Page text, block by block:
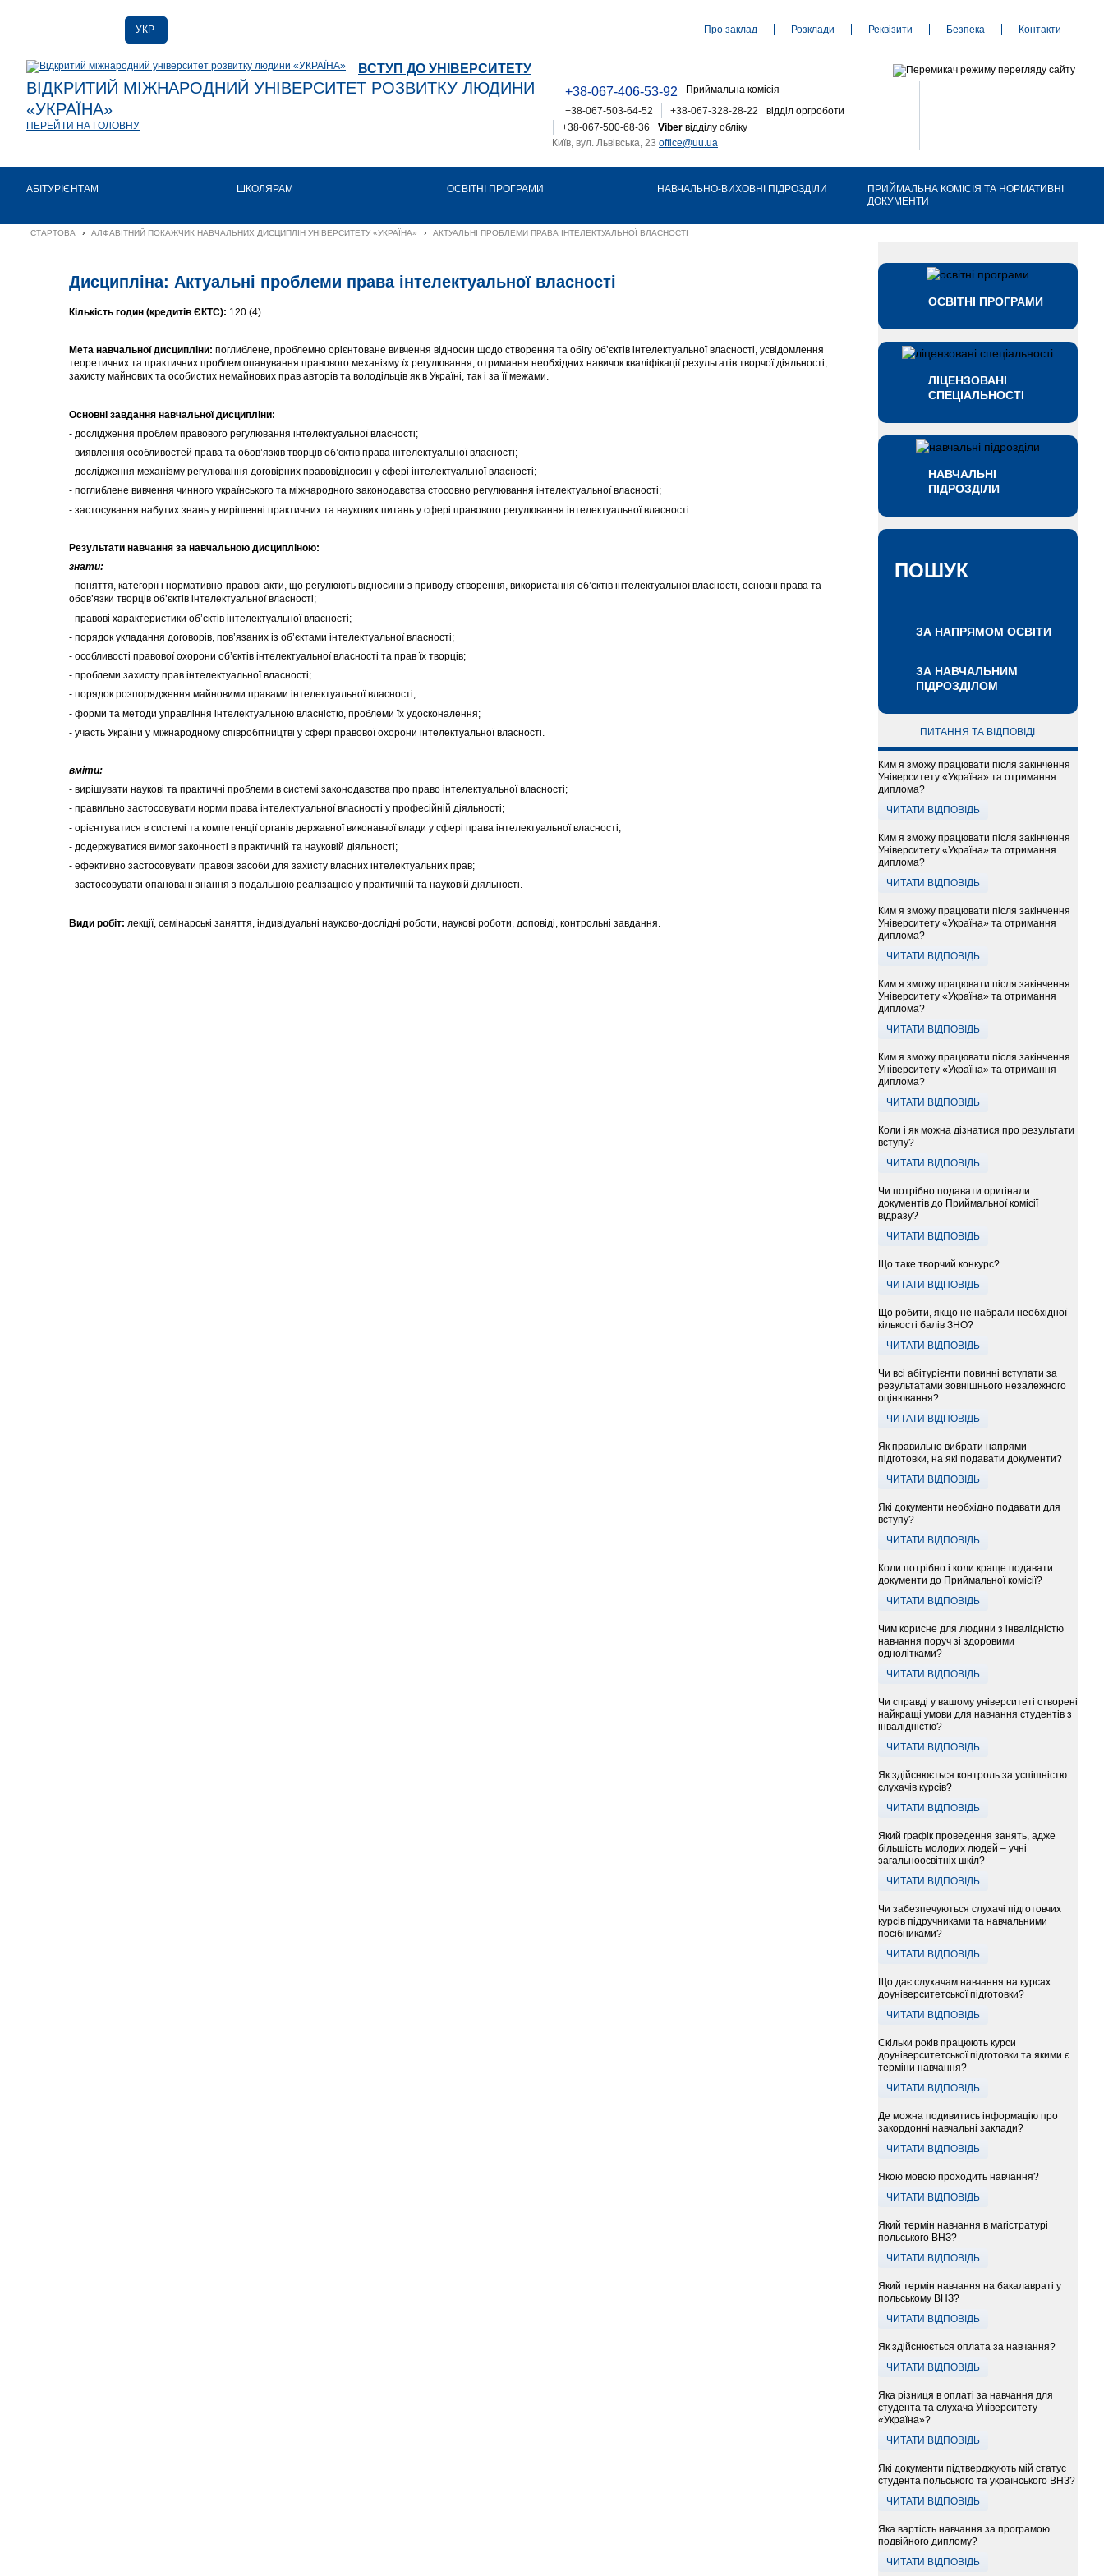
УКР
ENG
Про заклад Розклади Реквізити Безпека Контакти
ВСТУП ДО УНІВЕРСИТЕТУ
ВІДКРИТИЙ МІЖНАРОДНИЙ УНІВЕРСИТЕТ РОЗВИТКУ ЛЮДИНИ
«УКРАЇНА»
ПЕРЕЙТИ НА ГОЛОВНУ
+38-067-406-53-92
Приймальна комісія
відділ оргроботи
+38-067-503-64-52
+38-067-328-28-22
Viber відділу обліку
+38-067-500-68-36
Київ, вул. Львівська, 23 office@uu.ua
АБІТУРІЄНТАМ ШКОЛЯРАМ ОСВІТНІ ПРОГРАМИ НАВЧАЛЬНО-ВИХОВНІ ПІДРОЗДІЛИ
ПРИЙМАЛЬНА КОМІСІЯ ТА НОРМАТИВНІ
ДОКУМЕНТИ
СТАРТОВА › АЛФАВІТНИЙ ПОКАЖЧИК НАВЧАЛЬНИХ ДИСЦИПЛІН УНІВЕРСИТЕТУ «УКРАЇНА» › АКТУАЛЬНІ ПРОБЛЕМИ ПРАВА ІНТЕЛЕКТУАЛЬНОЇ ВЛАСНОСТІ
ОСВІТНІ ПРОГРАМИ
ЛІЦЕНЗОВАНІ
СПЕЦІАЛЬНОСТІ
НАВЧАЛЬНІ
ПІДРОЗДІЛИ
ПОШУК
ЗА НАПРЯМОМ ОСВІТИ
ЗА НАВЧАЛЬНИМ
ПІДРОЗДІЛОМ
ПИТАННЯ ТА ВІДПОВІДІ
Ким я зможу працювати після закінчення
Університету «Україна» та отримання
диплома?
ЧИТАТИ ВІДПОВІДЬ
Ким я зможу працювати після закінчення
Університету «Україна» та отримання
диплома?
ЧИТАТИ ВІДПОВІДЬ
Ким я зможу працювати після закінчення
Університету «Україна» та отримання
диплома?
ЧИТАТИ ВІДПОВІДЬ
Ким я зможу працювати після закінчення
Університету «Україна» та отримання
диплома?
ЧИТАТИ ВІДПОВІДЬ
Ким я зможу працювати після закінчення
Університету «Україна» та отримання
диплома?
ЧИТАТИ ВІДПОВІДЬ
Коли і як можна дізнатися про результати
вступу?
ЧИТАТИ ВІДПОВІДЬ
Чи потрібно подавати оригінали
документів до Приймальної комісії
відразу?
ЧИТАТИ ВІДПОВІДЬ
Що таке творчий конкурс?
ЧИТАТИ ВІДПОВІДЬ
Що робити, якщо не набрали необхідної
кількості балів ЗНО?
ЧИТАТИ ВІДПОВІДЬ
Чи всі абітурієнти повинні вступати за
результатами зовнішнього незалежного
оцінювання?
ЧИТАТИ ВІДПОВІДЬ
Як правильно вибрати напрями
підготовки, на які подавати документи?
ЧИТАТИ ВІДПОВІДЬ
Які документи необхідно подавати для
вступу?
ЧИТАТИ ВІДПОВІДЬ
Коли потрібно і коли краще подавати
документи до Приймальної комісії?
ЧИТАТИ ВІДПОВІДЬ
Чим корисне для людини з інвалідністю
навчання поруч зі здоровими
однолітками?
ЧИТАТИ ВІДПОВІДЬ
Чи справді у вашому університеті створені
найкращі умови для навчання студентів з
інвалідністю?
ЧИТАТИ ВІДПОВІДЬ
Як здійснюється контроль за успішністю
слухачів курсів?
ЧИТАТИ ВІДПОВІДЬ
Який графік проведення занять, адже
більшість молодих людей – учні
загальноосвітніх шкіл?
ЧИТАТИ ВІДПОВІДЬ
Чи забезпечуються слухачі підготовчих
курсів підручниками та навчальними
посібниками?
ЧИТАТИ ВІДПОВІДЬ
Що дає слухачам навчання на курсах
доуніверситетської підготовки?
ЧИТАТИ ВІДПОВІДЬ
Скільки років працюють курси
доуніверситетської підготовки та якими є
терміни навчання?
ЧИТАТИ ВІДПОВІДЬ
Де можна подивитись інформацію про
закордонні навчальні заклади?
ЧИТАТИ ВІДПОВІДЬ
Якою мовою проходить навчання?
ЧИТАТИ ВІДПОВІДЬ
Який термін навчання в магістратурі
польського ВНЗ?
ЧИТАТИ ВІДПОВІДЬ
Який термін навчання на бакалавраті у
польському ВНЗ?
ЧИТАТИ ВІДПОВІДЬ
Як здійснюється оплата за навчання?
ЧИТАТИ ВІДПОВІДЬ
Яка різниця в оплаті за навчання для
студента та слухача Університету
«Україна»?
ЧИТАТИ ВІДПОВІДЬ
Які документи підтверджують мій статус
студента польського та українського ВНЗ?
ЧИТАТИ ВІДПОВІДЬ
Яка вартість навчання за програмою
подвійного диплому?
ЧИТАТИ ВІДПОВІДЬ
Дисципліна: Актуальні проблеми права інтелектуальної власності
Кількість годин (кредитів ЄКТС): 120 (4)
Мета навчальної дисципліни: поглиблене, проблемно орієнтоване вивчення відносин щодо створення та обігу об’єктів інтелектуальної власності, усвідомлення
теоретичних та практичних проблем опанування правового механізму їх регулювання, отримання необхідних навичок кваліфікації результатів творчої діяльності,
захисту майнових та особистих немайнових прав авторів та володільців як в Україні, так і за її межами.
Основні завдання навчальної дисципліни:
- дослідження проблем правового регулювання інтелектуальної власності;
- виявлення особливостей права та обов’язків творців об’єктів права інтелектуальної власності;
- дослідження механізму регулювання договірних правовідносин у сфері інтелектуальної власності;
- поглиблене вивчення чинного українського та міжнародного законодавства стосовно регулювання інтелектуальної власності;
- застосування набутих знань у вирішенні практичних та наукових питань у сфері правового регулювання інтелектуальної власності.
Результати навчання за навчальною дисципліною:
знати:
- поняття, категорії і нормативно-правові акти, що регулюють відносини з приводу створення, використання об’єктів інтелектуальної власності, основні права та
обов’язки творців об’єктів інтелектуальної власності;
- правові характеристики об’єктів інтелектуальної власності;
- порядок укладання договорів, пов’язаних із об’єктами інтелектуальної власності;
- особливості правової охорони об’єктів інтелектуальної власності та прав їх творців;
- проблеми захисту прав інтелектуальної власності;
- порядок розпорядження майновими правами інтелектуальної власності;
- форми та методи управління інтелектуальною власністю, проблеми їх удосконалення;
- участь України у міжнародному співробітництві у сфері правової охорони інтелектуальної власності.
вміти:
- вирішувати наукові та практичні проблеми в системі законодавства про право інтелектуальної власності;
- правильно застосовувати норми права інтелектуальної власності у професійній діяльності;
- орієнтуватися в системі та компетенції органів державної виконавчої влади у сфері права інтелектуальної власності;
- додержуватися вимог законності в практичній та науковій діяльності;
- ефективно застосовувати правові засоби для захисту власних інтелектуальних прав;
- застосовувати опановані знання з подальшою реалізацією у практичній та науковій діяльності.
Види робіт: лекції, семінарські заняття, індивідуальні науково-дослідні роботи, наукові роботи, доповіді, контрольні завдання.